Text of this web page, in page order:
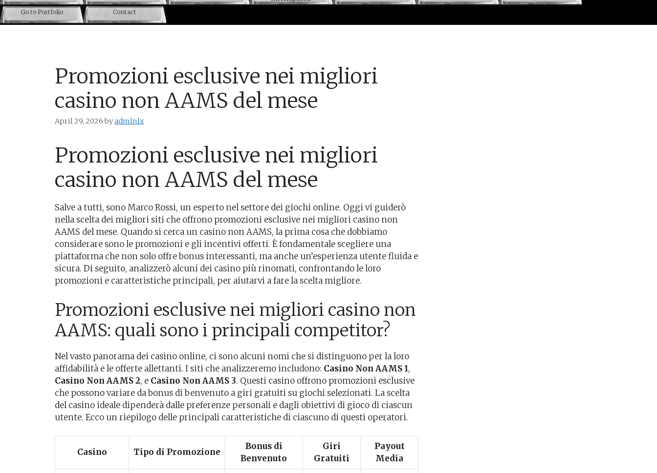
Go to Portfolio Contact
Promozioni esclusive nei migliori
casino non AAMS del mese
April 29, 2026 byadmlnlx
Promozioni esclusive nei migliori
casino non AAMS del mese
Salve a tutti, sono Marco Rossi, un esperto nel settore dei giochi online. Oggi vi guiderò
nella scelta dei migliori siti che offrono promozioni esclusive nei migliori casino non
AAMS del mese. Quando si cerca un casino non AAMS, la prima cosa che dobbiamo
considerare sono le promozioni e gli incentivi offerti. È fondamentale scegliere una
piattaforma che non solo offre bonus interessanti, ma anche un’esperienza utente fluida e
sicura. Di seguito, analizzerò alcuni dei casino più rinomati, confrontando le loro
promozioni e caratteristiche principali, per aiutarvi a fare la scelta migliore.
Promozioni esclusive nei migliori casino non
AAMS: quali sono i principali competitor?
Nel vasto panorama dei casino online, ci sono alcuni nomi che si distinguono per la loro
affidabilità e le offerte allettanti. I siti che analizzeremo includono: Casino Non AAMS 1,
Casino Non AAMS 2, e Casino Non AAMS 3. Questi casino offrono promozioni esclusive
che possono variare da bonus di benvenuto a giri gratuiti su giochi selezionati. La scelta
del casino ideale dipenderà dalle preferenze personali e dagli obiettivi di gioco di ciascun
utente. Ecco un riepilogo delle principali caratteristiche di ciascuno di questi operatori.
Casino Tipo di Promozione
Bonus di
Benvenuto
Giri
Gratuiti
Payout
Media